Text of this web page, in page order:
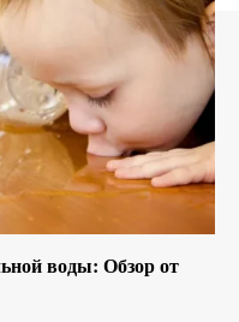
воды: Обзор от